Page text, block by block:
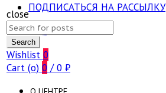
ПОДПИСАТЬСЯ НА РАССЫЛКУ
FAQ
close
Search
for:
Search
Wishlist 0
Cart (o) 0 / 0 ₽